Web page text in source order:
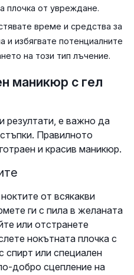
плочка от увреждане.
време и средства за
и избягвате потенциалните
на този тип лъчение.
маникюр с гел
резултати, е важно да
Правилното
и красив маникюр.
от всякакви
ги с пила в желаната
или отстранете
нокътната плочка с
спирт или специален
добро сцепление на